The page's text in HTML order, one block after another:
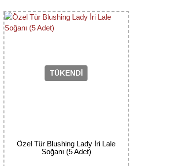
TÜKENDİ
Özel Tür Blushing Lady İri Lale
Soğanı (5 Adet)